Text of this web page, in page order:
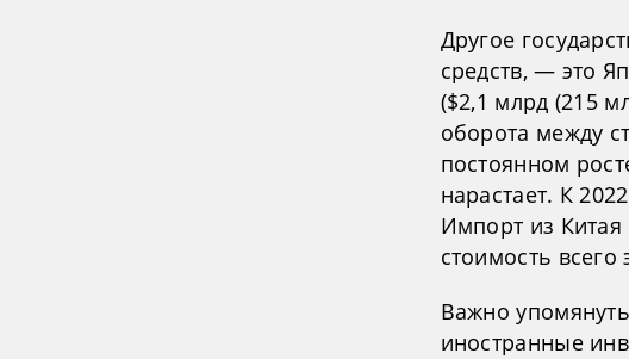
Другое
средств, — это
($2,1 млрд (215
оборота между
постоянном
нарастает. К
Импорт из
стоимость всего
Важно
иностранные